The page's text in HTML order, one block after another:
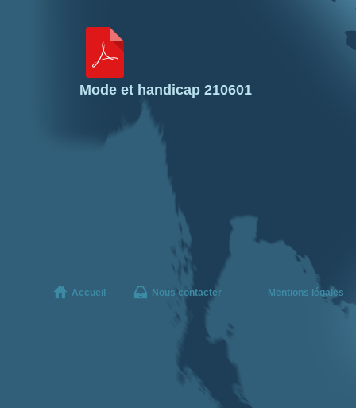
Mode et handicap 210601
Accueil Nous contacter Mentions légales